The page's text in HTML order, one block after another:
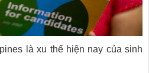
là xu thế hiện nay của sinh